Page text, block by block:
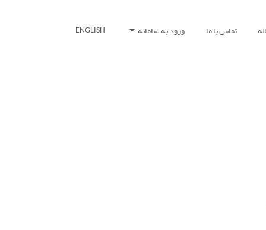
تماس با ما ورود به سامانه ENGLISH